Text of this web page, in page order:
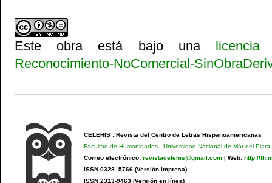
Este obra está bajo una
Reconocimiento-NoComercial-
CELEHIS : Revista del Centro de Letras Hispanoamericanas
Facultad de Humanidades- Universidad Nacional de Mar del Plata
Correo electrónico: revistacelehis@gmail.com| Web: http://
ISSN 0328–5766 (Versión impresa)
ISSN 2313-9463 (Versión en línea)